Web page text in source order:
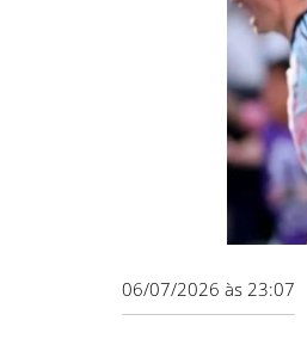
06/07/2026 às 23:07